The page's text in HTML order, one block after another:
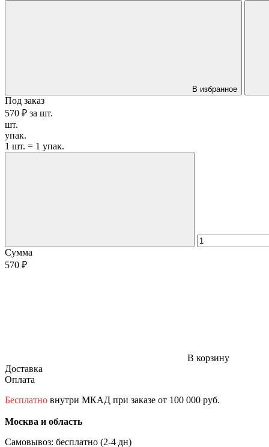
В избранное
Под заказ
570 ₽ за шт.
шт.
упак.
1 шт. = 1 упак.
Сумма
570 ₽
В корзину
Доставка
Оплата
Бесплатно внутри МКАД при заказе от 100 000 руб.
Москва и область
Самовывоз: бесплатно (2-4 дн)